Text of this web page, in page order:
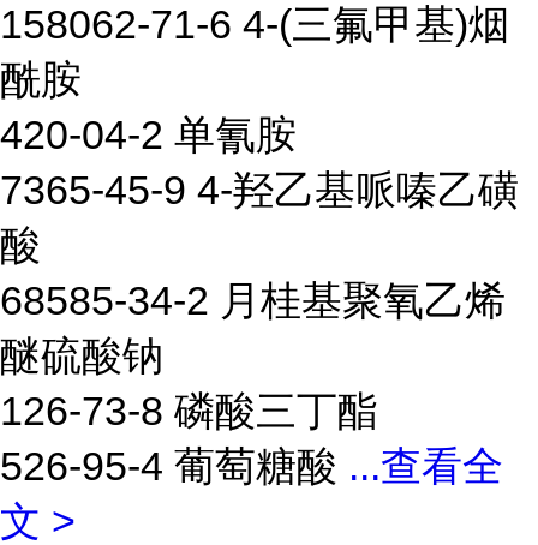
158062-71-6 4-(三氟甲基)烟
酰胺
420-04-2 单氰胺
7365-45-9 4-羟乙基哌嗪乙磺
酸
68585-34-2 月桂基聚氧乙烯
醚硫酸钠
126-73-8 磷酸三丁酯
526-95-4 葡萄糖酸 ...查看全
文 >